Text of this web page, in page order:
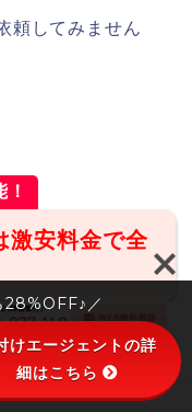
頼してみません
激安料金で全
概要 お客様の声
28%OFF♪／
けエージェントの詳
細はこちら